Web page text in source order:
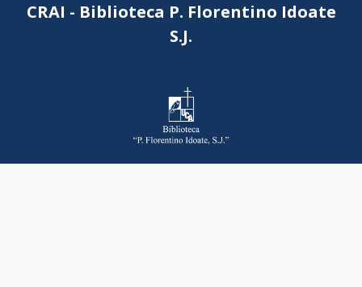
CRAI - Biblioteca P. Florentino Idoate
S.J.